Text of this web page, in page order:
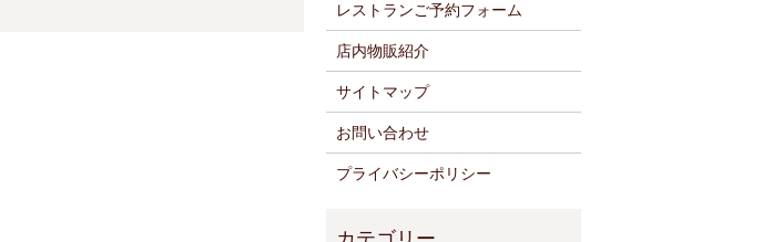
レストランご予約フォーム
店内物販紹介
サイトマップ
お問い合わせ
プライバシーポリシー